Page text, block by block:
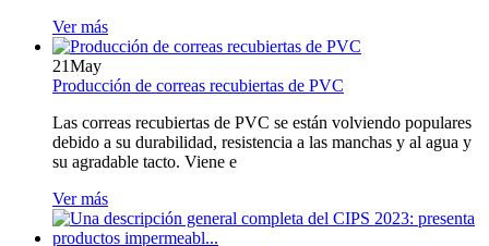
Ver más
21May
Producción de correas recubiertas de PVC
Las correas recubiertas de PVC se están volviendo populares
debido a su durabilidad, resistencia a las manchas y al agua y
su agradable tacto. Viene e
Ver más